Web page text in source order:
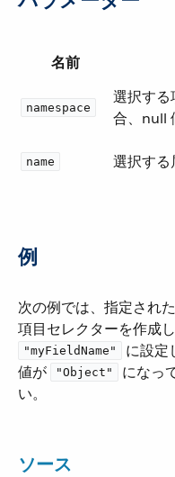
名前
namespace
選択する
合、null
name 選択する
例
次の例では、指定され
項目セレクターを作成
"myFieldName" に設
値が ​
"Object"
になっ
い。
ソース